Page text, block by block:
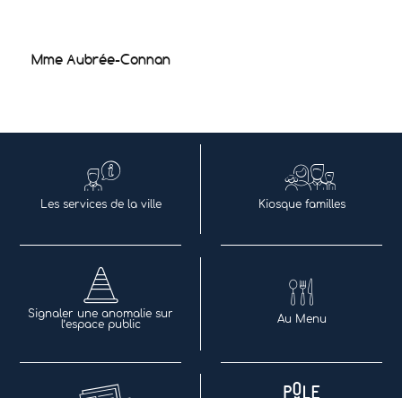
Mme Aubrée-Connan
Les services de la ville Kiosque familles
Signaler une anomalie sur
l’espace public
Au Menu